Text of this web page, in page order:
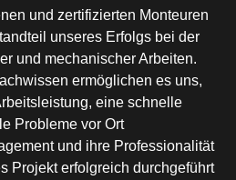
und zertifizierten Monteuren
unseres Erfolgs bei der
und mechanischer Arbeiten.
ermöglichen es uns,
eine schnelle
Probleme vor Ort
und ihre Professionalität
Projekt erfolgreich durchgeführt